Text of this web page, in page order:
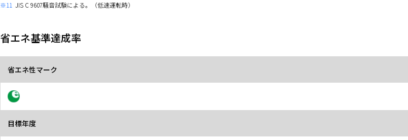
※11 JIS C 9607騒音試験による。（低速運転時）
省エネ基準達成率
省エネ性マーク
目標年度